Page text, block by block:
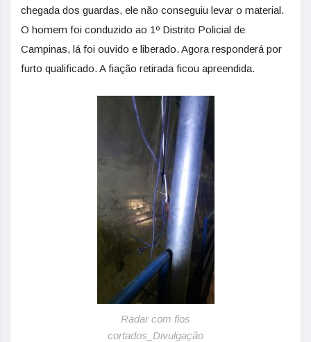
chegada dos guardas, ele não conseguiu levar o material.
O homem foi conduzido ao 1º Distrito Policial de
Campinas, lá foi ouvido e liberado. Agora responderá por
furto qualificado. A fiação retirada ficou apreendida.
Radar com fios
cortados_Divulgação